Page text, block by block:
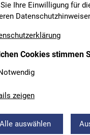
II DER TR
vom
Ihre Einwilligung für
Cookies stimmen
zeigen
Alle auswählen